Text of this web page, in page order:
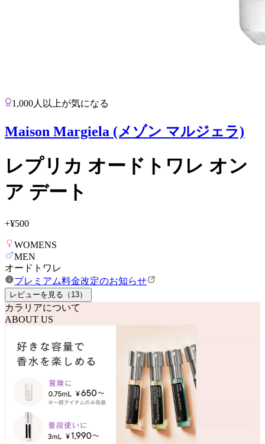
1,000人以上が気になる
Maison Margiela (メゾン マルジェラ)
レプリカ オードトワレ オン
ア デート
+¥500
WOMENS
MEN
オードトワレ
プレミアム料金改定のお知らせ
レビューを見る（ 13）
カラリアについて
ABOUT US